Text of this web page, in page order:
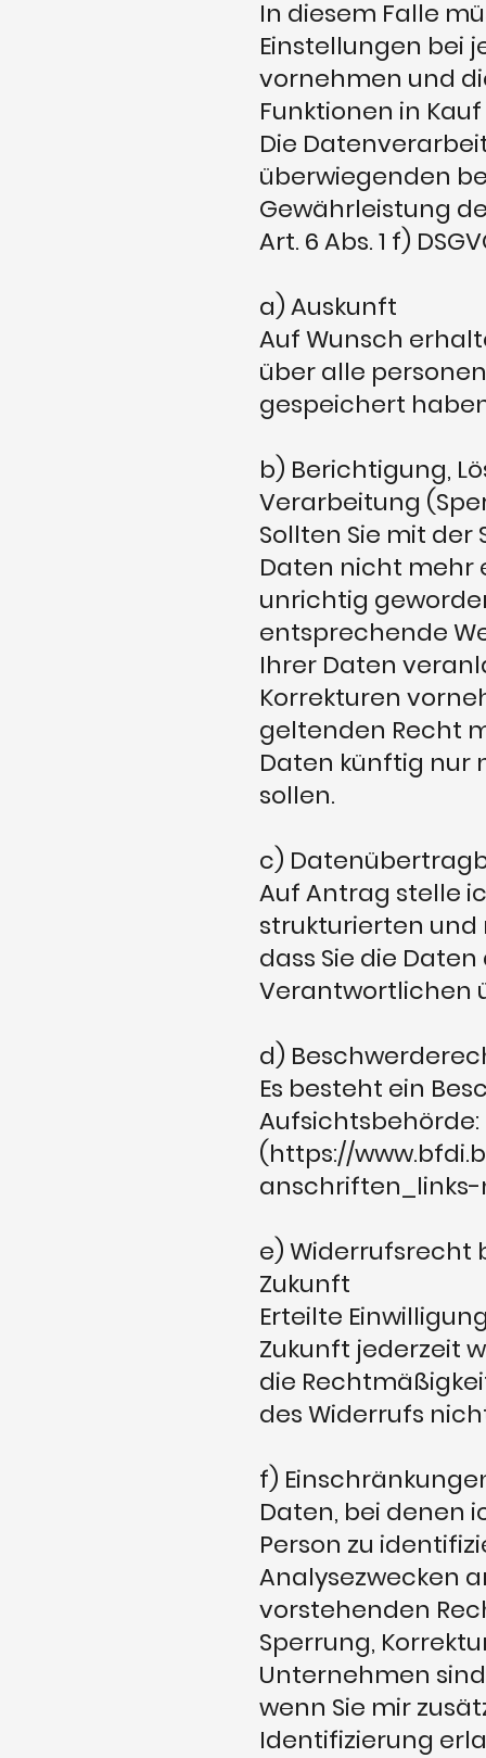
In diesem Falle
Einstellungen bei
vornehmen und
Funktionen in
Die
überwiegenden
Gewährleistung
Art. 6 Abs. 1 f)
a) Auskunft
Auf Wunsch
über alle
gespeichert
b) Berichtigung,
Verarbeitung
Sollten Sie mit
Daten nicht mehr
unrichtig
entsprechende
Ihrer Daten
Korrekturen
geltenden Recht
Daten künftig nur
sollen.
c)
Auf Antrag stelle
strukturierten und
dass Sie die
Verantwortlichen
d)
Es besteht ein
Aufsichtsbehörde:
(https://
e) Widerrufsrecht
Zukunft
Erteilte
Zukunft jederzeit
die
des Widerrufs
f)
Daten, bei denen
Person zu
Analysezwecken
vorstehenden
Sperrung,
Unternehmen
wenn Sie mir
Identifizierung